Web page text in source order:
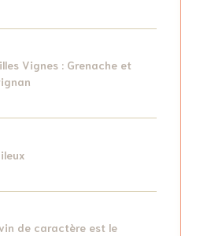
Vignes : Grenache et
de caractère est le